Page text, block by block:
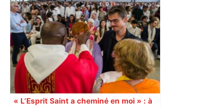
« L’Esprit Saint a cheminé en moi » : à